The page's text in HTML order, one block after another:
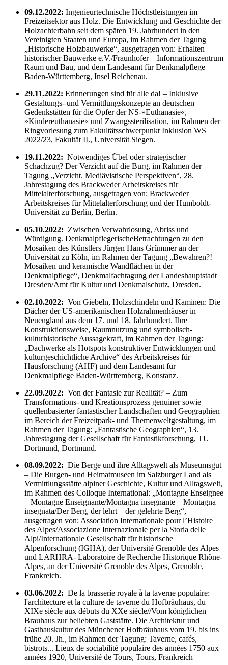
09.12.2022: Ingenieurtechnische Höchstleistungen im
Freizeitsektor aus Holz. Die Entwicklung und Geschichte der
Holzachterbahn seit dem späten 19. Jahrhundert in den
Vereinigten Staaten und Europa, im Rahmen der Tagung
„Historische Holzbauwerke“, ausgetragen von: Erhalten
historischer Bauwerke e.V./Fraunhofer – Informationszentrum
Raum und Bau, und dem Landesamt für Denkmalpflege
Baden-Württemberg, Insel Reichenau.
29.11.2022: Erinnerungen sind für alle da! – Inklusive
Gestaltungs- und Vermittlungskonzepte an deutschen
Gedenkstätten für die Opfer der NS-»Euthanasie«,
»Kindereuthanasie« und Zwangssterilisation, im Rahmen der
Ringvorlesung zum Fakultätsschwerpunkt Inklusion WS
2022/23, Fakultät II., Universität Siegen.
19.11.2022: Notwendiges Übel oder strategischer
Schachzug? Der Verzicht auf die Burg, im Rahmen der
Tagung „Verzicht. Mediävistische Perspektiven“, 28.
Jahrestagung des Brackweder Arbeitskreises für
Mittelalterforschung, ausgetragen von: Brackweder
Arbeitskreises für Mittelalterforschung und der Humboldt-
Universität zu Berlin, Berlin.
05.10.2022: Zwischen Verwahrlosung, Abriss und
Würdigung. DenkmalpflegerischeBetrachtungen zu den
Mosaiken des Künstlers Jürgen Hans Grümmer an der
Universität zu Köln, im Rahmen der Tagung „Bewahren?!
Mosaiken und keramische Wandflächen in der
Denkmalpflege“, Denkmalfachtagung der Landeshauptstadt
Dresden/Amt für Kultur und Denkmalschutz, Dresden.
02.10.2022: Von Giebeln, Holzschindeln und Kaminen: Die
Dächer der US-amerikanischen Holzrahmenhäuser in
Neuengland aus dem 17. und 18. Jahrhundert. Ihre
Konstruktionsweise, Raumnutzung und symbolisch-
kulturhistorische Aussagekraft, im Rahmen der Tagung:
„Dachwerke als Hotspots konstruktiver Entwicklungen und
kulturgeschichtliche Archive“ des Arbeitskreises für
Hausforschung (AHF) und dem Landesamt für
Denkmalpflege Baden-Württemberg, Konstanz.
22.09.2022: Von der Fantasie zur Realität? – Zum
Transformations- und Kreationsprozess genuiner sowie
quellenbasierter fantastischer Landschaften und Geographien
im Bereich der Freizeitpark- und Themenweltgestaltung, im
Rahmen der Tagung: „Fantastische Geographien“, 13.
Jahrestagung der Gesellschaft für Fantastikforschung, TU
Dortmund, Dortmund.
08.09.2022: Die Berge und ihre Alltagswelt als Museumsgut
– Die Burgen- und Heimatmuseen im Salzburger Land als
Vermittlungsstätte alpiner Geschichte, Kultur und Alltagswelt,
im Rahmen des Colloque International: „Montagne Enseignee
– Montagne Enseignante/Montagna insegnante – Montagna
insegnata/Der Berg, der lehrt – der gelehrte Berg“,
ausgetragen von: Association Internationale pour l’Histoire
des Alpes/Associazione Internazionale per la Storia delle
Alpi/Internationale Gesellschaft für historische
Alpenforschung (IGHA), der Université Grenoble des Alpes
und LARHRA- Laboratoire de Recherche Historique Rhône-
Alpes, an der Université Grenoble des Alpes, Grenoble,
Frankreich.
03.06.2022: De la brasserie royale à la taverne populaire:
l'architecture et la culture de taverne du Hofbräuhaus, du
XIXe siècle aux débuts du XXe siècle//Vom königlichen
Brauhaus zur beliebten Gaststätte. Die Architektur und
Gasthauskultur des Münchener Hofbräuhaus vom 19. bis ins
frühe 20. Jh., im Rahmen der Tagung: Taverne, cafés,
bistrots... Lieux de sociabilité populaire des années 1750 aux
années 1920, Université de Tours, Tours, Frankreich